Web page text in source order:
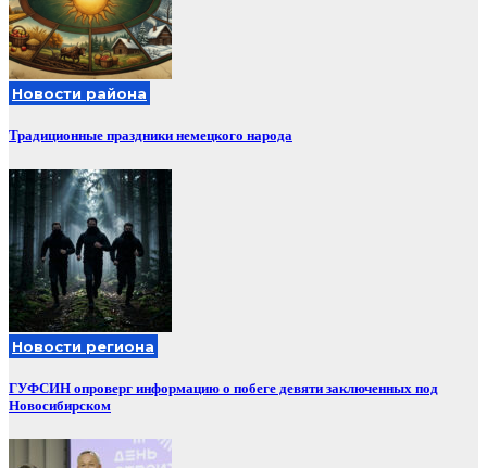
Новости района
Традиционные праздники немецкого народа
Новости региона
ГУФСИН опроверг информацию о побеге девяти заключенных под
Новосибирском